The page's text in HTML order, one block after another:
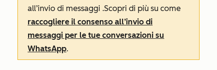
all’invio di messaggi .Scopri di più su come
raccogliere il consenso all’invio di
messaggi per le tue conversazioni su
WhatsApp.